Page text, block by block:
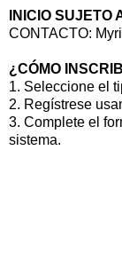
INICIO SUJETO
CONTACTO:
¿CÓMO
1. Seleccione el
2. Regístrese
3. Complete el
sistema.